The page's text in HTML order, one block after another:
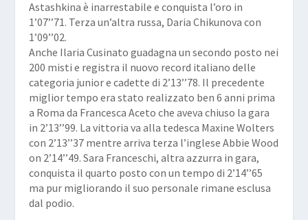
Astashkina è inarrestabile e conquista l’oro in
1’07’’71. Terza un’altra russa, Daria Chikunova con
1’09’’02.
Anche Ilaria Cusinato guadagna un secondo posto nei
200 misti e registra il nuovo record italiano delle
categoria junior e cadette di 2’13’’78. Il precedente
miglior tempo era stato realizzato ben 6 anni prima
a Roma da Francesca Aceto che aveva chiuso la gara
in 2’13’’99. La vittoria va alla tedesca Maxine Wolters
con 2’13’’37 mentre arriva terza l’inglese Abbie Wood
on 2’14’’49. Sara Franceschi, altra azzurra in gara,
conquista il quarto posto con un tempo di 2’14’’65
ma pur migliorando il suo personale rimane esclusa
dal podio.